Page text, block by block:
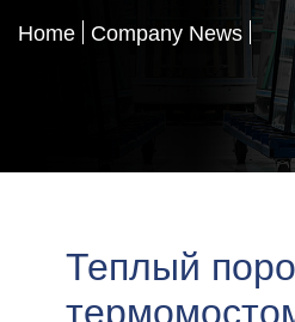
Home Company News
Теплый